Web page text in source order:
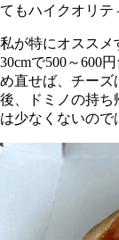
てもハイクオリテ
私が特にオススメ
30cmで500～600
め直せば、チーズ
後、ドミノの持ち
は少なくないので